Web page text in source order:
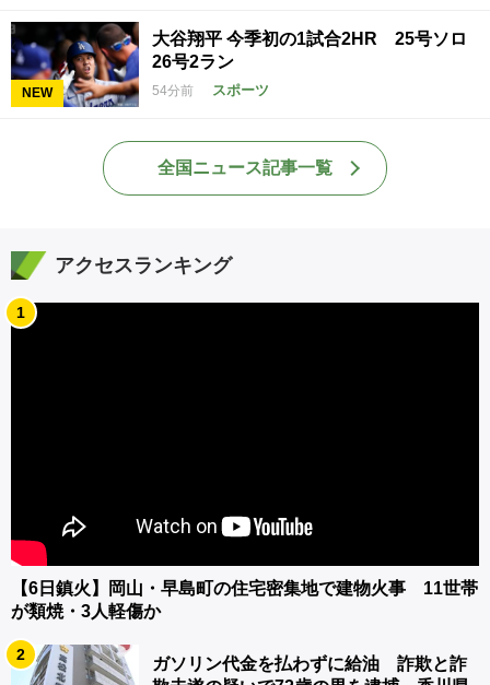
NEW
大谷翔平 今季初の1試合2HR 25号ソロ
26号2ラン
54分前 スポーツ
全国ニュース記事一覧
アクセスランキング
1
【6日鎮火】岡山・早島町の住宅密集地で建物火事 11世帯
が類焼・3人軽傷か
2
ガソリン代金を払わずに給油 詐欺と詐